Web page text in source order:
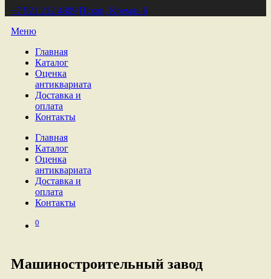
+7 921 212 4809 Псков, Кремль 6
Меню
Главная
Каталог
Оценка
антиквариата
Доставка и
оплата
Контакты
Главная
Каталог
Оценка
антиквариата
Доставка и
оплата
Контакты
0
Машиностроительный завод